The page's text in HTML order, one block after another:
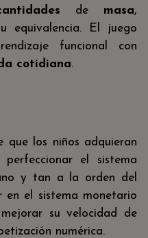
de masa,
equivalencia. El juego
funcional con
cotidiana.
que los niños adquieran
el sistema
y tan a la orden del
el sistema monetario
su velocidad de
numérica.